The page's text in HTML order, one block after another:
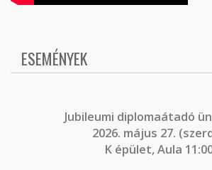
ESEMÉNYEK
Jubileumi diplomaátadó
2026. május 27.
K épület, Aula